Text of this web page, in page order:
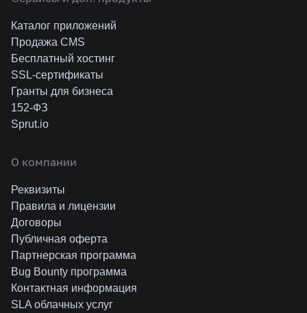
Каталог приложений
Продажа CMS
Бесплатный хостинг
SSL-сертификаты
Гранты для бизнеса
152-ФЗ
Sprut.io
О компании
Реквизиты
Правила и лицензии
Договоры
Публичная оферта
Партнерская программа
Bug Bounty программа
Контактная информация
SLA облачных услуг